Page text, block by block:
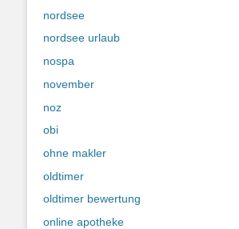
nordsee
nordsee urlaub
nospa
november
noz
obi
ohne makler
oldtimer
oldtimer bewertung
online apotheke